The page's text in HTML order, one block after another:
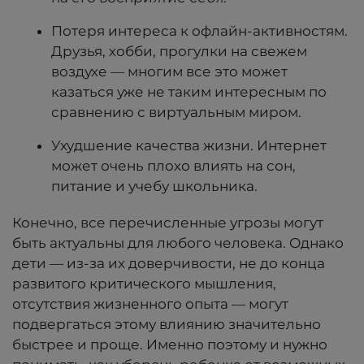
Потеря интереса к офлайн-активностям.
Друзья, хобби, прогулки на свежем
воздухе — многим все это может
казаться уже не таким интересным по
сравнению с виртуальным миром.
Ухудшение качества жизни. Интернет
может очень плохо влиять на сон,
питание и учебу школьника.
Конечно, все перечисленные угрозы могут
быть актуальны для любого человека. Однако
дети — из-за их доверчивости, не до конца
развитого критического мышления,
отсутствия жизненного опыта — могут
подвергаться этому влиянию значительно
быстрее и проще. Именно поэтому и нужно